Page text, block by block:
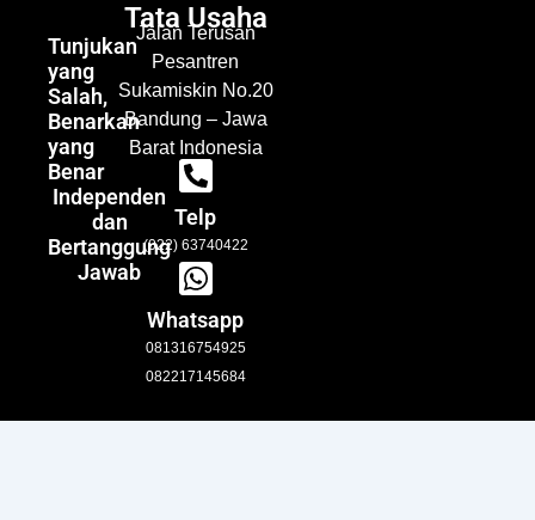
Tunjukan
yang
Salah,
Benarkan
yang
Benar
Independen
dan
Bertanggung
Jawab
Tata Usaha
Jalan Terusan
Pesantren
Sukamiskin No.20
Bandung – Jawa
Barat Indonesia
Telp
(022) 63740422
Whatsapp
081316754925
082217145684